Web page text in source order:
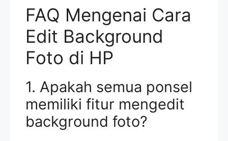
FAQ Mengenai Cara
Edit Background
Foto di HP
1. Apakah semua ponsel
memiliki fitur mengedit
background foto?